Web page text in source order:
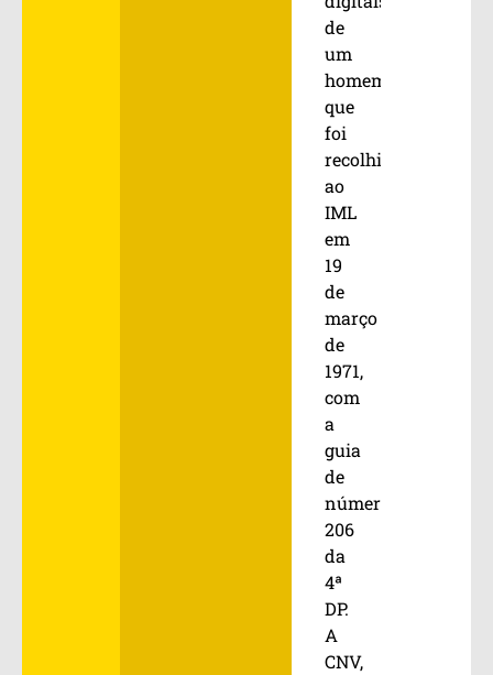
de
um
homem
que
foi
recolhido
ao
IML
em
19
de
março
de
1971,
com
a
guia
de
número
206
da
4ª
DP.
A
CNV,